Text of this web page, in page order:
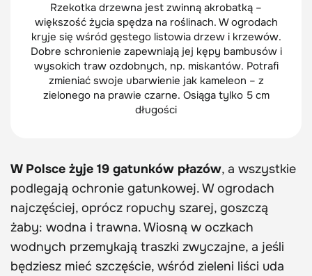
Rzekotka drzewna jest zwinną akrobatką –
większość życia spędza na roślinach. W ogrodach
kryje się wśród gęstego listowia drzew i krzewów.
Dobre schronienie zapewniają jej kępy bambusów i
wysokich traw ozdobnych, np. miskantów. Potrafi
zmieniać swoje ubarwienie jak kameleon – z
zielonego na prawie czarne. Osiąga tylko 5 cm
długości
W Polsce żyje 19 gatunków płazów, a wszystkie
podlegają ochronie gatunkowej. W ogrodach
najczęściej, oprócz ropuchy szarej, goszczą
żaby: wodna i trawna. Wiosną w oczkach
wodnych przemykają traszki zwyczajne, a jeśli
będziesz mieć szczęście, wśród zieleni liści uda